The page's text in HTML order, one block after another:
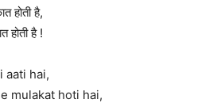
होती है,
होती है !
aati hai,
mulakat hoti hai,